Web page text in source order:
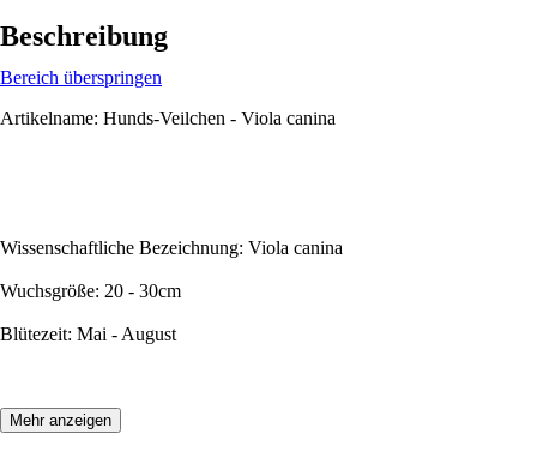
Beschreibung
Bereich überspringen
Artikelname: Hunds-Veilchen - Viola canina
Wissenschaftliche Bezeichnung: Viola canina
Wuchsgröße: 20 - 30cm
Blütezeit: Mai - August
Beschreibung:
Mehr anzeigen